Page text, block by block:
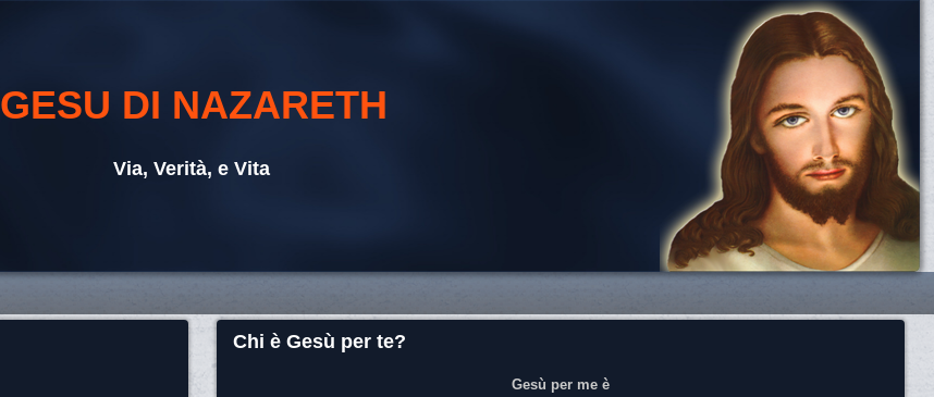
GESU DI NAZARETH
Via, Verità, e Vita
Chi è Gesù per te?
Gesù per me è